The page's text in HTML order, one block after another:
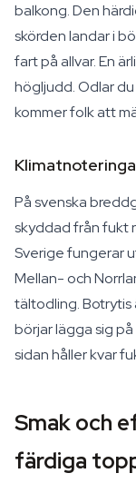
balkong. Den
skörden landar i
fart på allvar. En
högljudd. Odlar
kommer folk att
På svenska
skyddad från fukt
Sverige fungerar
Mellan- och
tältodling.
börjar lägga sig
sidan håller kvar
Smak och
färdiga